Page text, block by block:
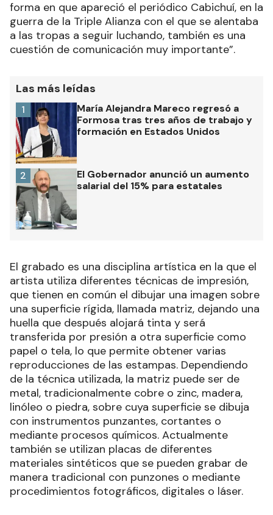
forma en que apareció el periódico Cabichuí, en la
guerra de la Triple Alianza con el que se alentaba
a las tropas a seguir luchando, también es una
cuestión de comunicación muy importante”.
Las más leídas
María Alejandra Mareco regresó a
Formosa tras tres años de trabajo y
formación en Estados Unidos
1
El Gobernador anunció un aumento
salarial del 15% para estatales
2
El grabado es una disciplina artística en la que el
artista utiliza diferentes técnicas de impresión,
que tienen en común el dibujar una imagen sobre
una superficie rígida, llamada matriz, dejando una
huella que después alojará tinta y será
transferida por presión a otra superficie como
papel o tela, lo que permite obtener varias
reproducciones de las estampas. Dependiendo
de la técnica utilizada, la matriz puede ser de
metal, tradicionalmente cobre o zinc, madera,
linóleo o piedra, sobre cuya superficie se dibuja
con instrumentos punzantes, cortantes o
mediante procesos químicos. Actualmente
también se utilizan placas de diferentes
materiales sintéticos que se pueden grabar de
manera tradicional con punzones o mediante
procedimientos fotográficos, digitales o láser.